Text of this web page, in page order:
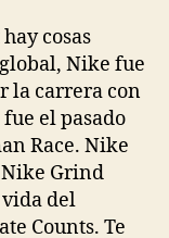
cosas
Nike fue
la carrera con
el pasado
Race. Nike
Grind
del
Counts. Te